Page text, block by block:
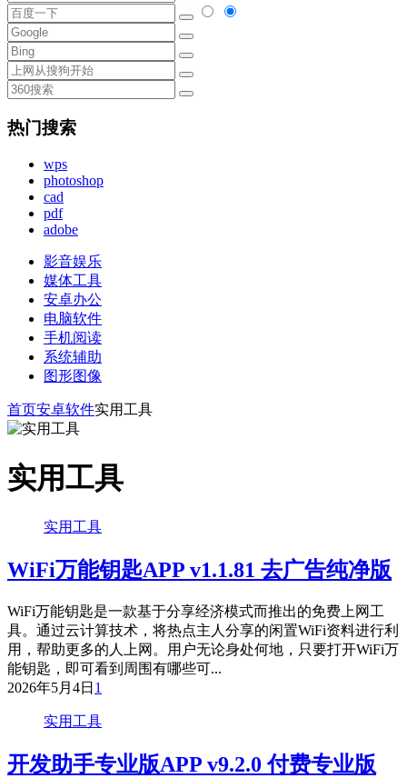
热门搜索
wps
photoshop
cad
pdf
adobe
影音娱乐
媒体工具
安卓办公
电脑软件
手机阅读
系统辅助
图形图像
首页安卓软件实用工具
实用工具
实用工具
WiFi万能钥匙APP v1.1.81 去广告纯净版
WiFi万能钥匙是一款基于分享经济模式而推出的免费上网工
具。通过云计算技术，将热点主人分享的闲置WiFi资料进行利
用，帮助更多的人上网。用户无论身处何地，只要打开WiFi万
能钥匙，即可看到周围有哪些可...
2026年5月4日 1
实用工具
开发助手专业版APP v9.2.0 付费专业版